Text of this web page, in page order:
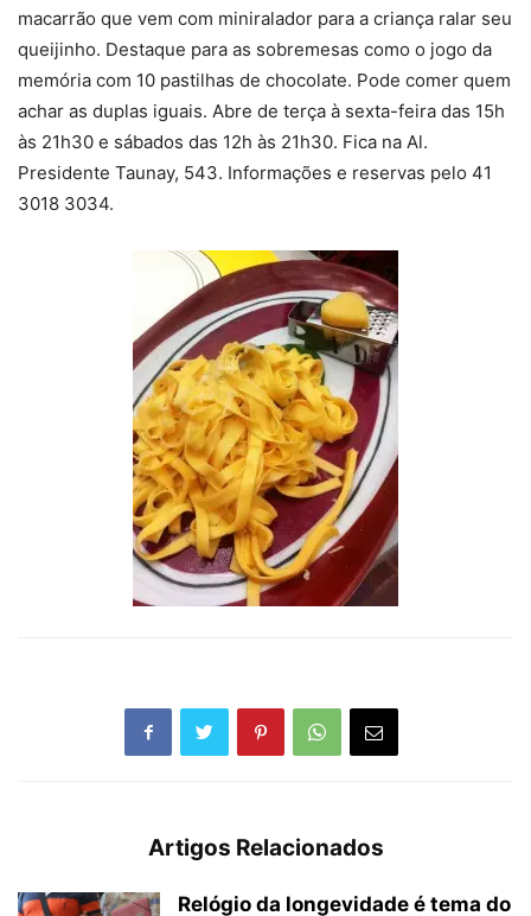
macarrão que vem com miniralador para a criança ralar seu
queijinho. Destaque para as sobremesas como o jogo da
memória com 10 pastilhas de chocolate. Pode comer quem
achar as duplas iguais. Abre de terça à sexta-feira das 15h
às 21h30 e sábados das 12h às 21h30. Fica na Al.
Presidente Taunay, 543. Informações e reservas pelo 41
3018 3034.
Artigos Relacionados
Relógio da longevidade é tema do